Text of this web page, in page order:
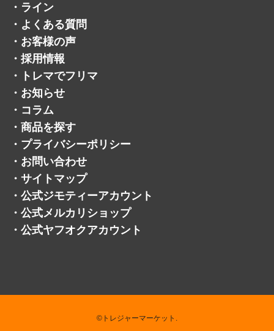
・ ライン
・ よくある質問
・ お客様の声
・ 採用情報
・
トレマでフリマ
・ お知らせ
・ コラム
・ 商品を探す
・ プライバシーポリシー
・ お問い合わせ
・ サイトマップ
・ 公式ジモティーアカウント
・ 公式メルカリショップ
・ 公式ヤフオクアカウント
©トレジャーマーケット.